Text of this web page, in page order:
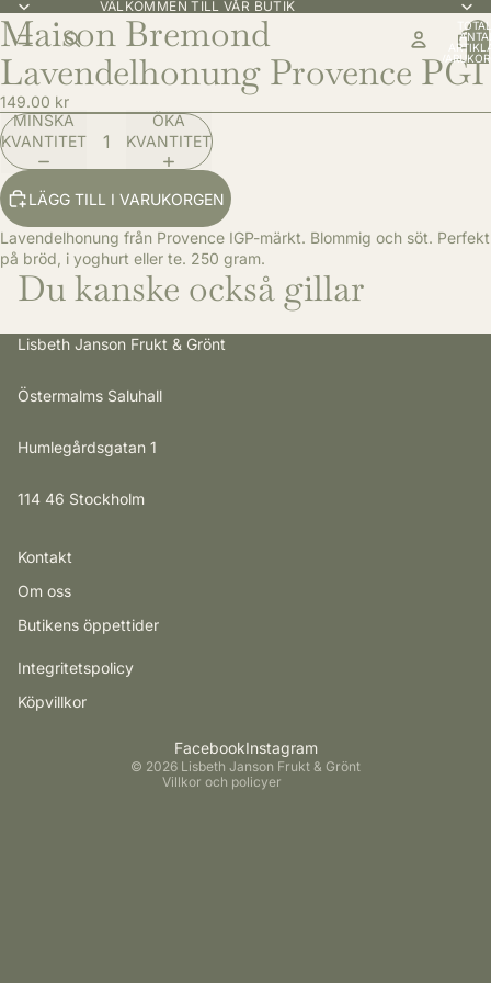
VÄLKOMMEN TILL VÅR BUTIK
Maison Bremond
Lavendelhonung Provence PGI
149.00 kr
MINSKA
KVANTITET
ÖKA
KVANTITET
LÄGG TILL I VARUKORGEN
Lavendelhonung från Provence IGP-märkt. Blommig och söt. Perfekt
på bröd, i yoghurt eller te. 250 gram.
Du kanske också gillar
Lisbeth Janson Frukt & Grönt
Östermalms Saluhall
Humlegårdsgatan 1
114 46 Stockholm
Kontakt
Om oss
Butikens öppettider
Integritetspolicy
Köpvillkor
FacebookInstagram
© 2026 Lisbeth Janson Frukt & Grönt
Villkor och policyer
Återbetalningspolicy
Fraktpolicy
Rättsligt meddelande